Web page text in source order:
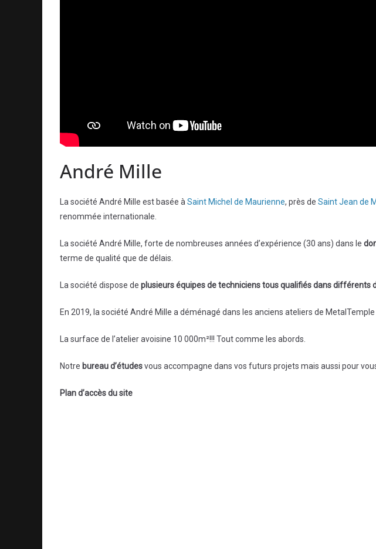
André Mille
La société André Mille est basée à Saint Michel de Maurienne, près de Saint Jean de
renommée internationale.
La société André Mille, forte de nombreuses années d’expérience (30 ans) dans le
terme de qualité que de délais.
La société dispose de plusieurs équipes de techniciens tous qualifiés dans différents
En 2019, la société André Mille a déménagé dans les anciens ateliers de
La surface de l’atelier avoisine 10 000m²!!! Tout comme les abords.
Notre bureau d’étudesvous accompagne dans vos futurs projets mais aussi pour
Plan d’accès du site